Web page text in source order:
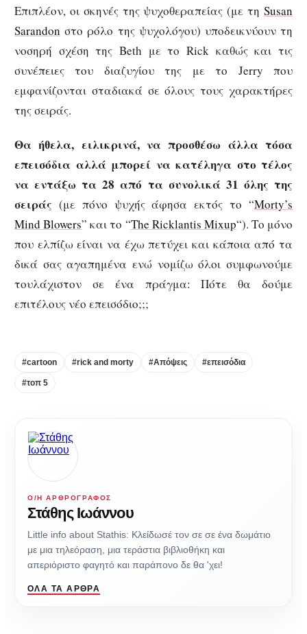
Επιπλέον, οι σκηνές της ψυχοθεραπείας (με τη Susan
Sarandon στο ρόλο της ψυχολόγου) υποδεικνύουν τη
νοσηρή σχέση της Beth με το Rick καθώς και τις
συνέπειες του διαζυγίου της με το Jerry που
εμφανίζονται σταδιακά σε όλους τους χαρακτήρες
της σειράς.
Θα ήθελα, ειλικρινά, να προσθέσω άλλα τόσα
επεισόδια αλλά μπορεί να κατέληγα στο τέλος
να εντάξω τα 28 από τα συνολικά 31 όλης της
σειράς (με πόνο ψυχής άφησα εκτός το “Morty’s
Mind Blowers” και το “The Ricklantis Mixup“). Το μόνο
που ελπίζω είναι να έχω πετύχει και κάποια από τα
δικά σας αγαπημένα ενώ νομίζω όλοι συμφωνούμε
τουλάχιστον σε ένα πράγμα: Πότε θα δούμε
επιτέλους νέο επεισόδιο;;;
#cartoon #rick and morty #Απόψεις #επεισόδια
#τοπ 5
Ο/Η ΑΡΘΡΟΓΡΆΦΟΣ
Στάθης Ιωάννου
Little info about Stathis: Κλείδωσέ τον σε σε ένα δωμάτιο
με μια τηλεόραση, μια τεράστια βιβλιοθήκη και
απεριόριστο φαγητό και παράπονο δε θα 'χει!
ΌΛΑ ΤΑ ΆΡΘΡΑ